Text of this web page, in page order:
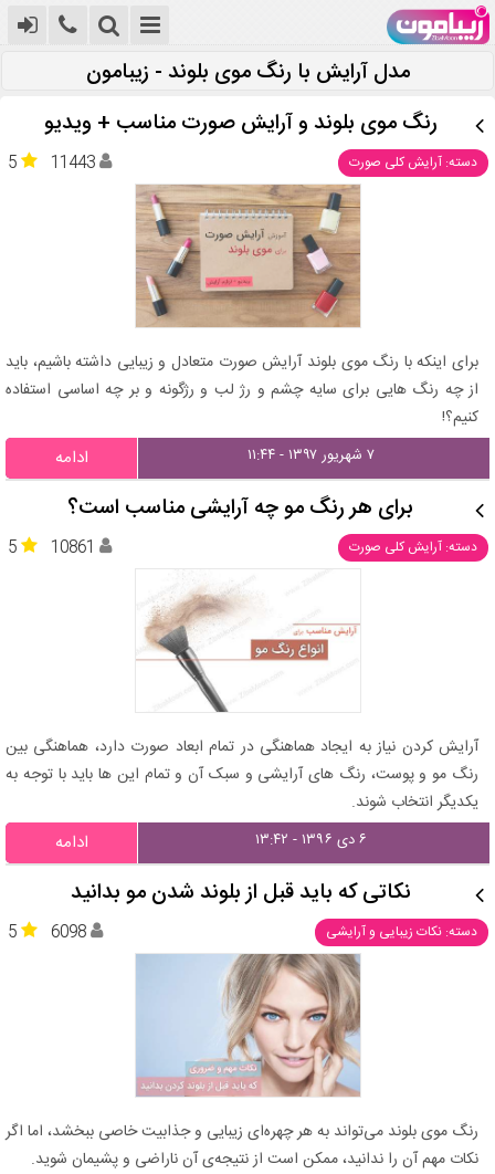
مدل آرایش با رنگ موی بلوند - زیبامون
رنگ موی بلوند و آرایش صورت مناسب + ویدیو
دسته: آرایش کلی صورت 5 11443
برای اینکه با رنگ موی بلوند آرایش صورت متعادل و زیبایی داشته باشیم، باید
از چه رنگ هایی برای سایه چشم و رژ لب و رژگونه و بر چه اساسی استفاده
کنیم؟!
۷ شهریور ۱۳۹۷ - ۱۱:۴۴ ادامه
برای هر رنگ مو چه آرایشی مناسب است؟
دسته: آرایش کلی صورت 5 10861
آرایش کردن نیاز به ایجاد هماهنگی در تمام ابعاد صورت دارد، هماهنگی بین
رنگ مو و پوست، رنگ های آرایشی و سبک آن و تمام این ها باید با توجه به
یکدیگر انتخاب شوند.
۶ دی ۱۳۹۶ - ۱۳:۴۲ ادامه
نکاتی که باید قبل از بلوند شدن مو بدانید
دسته: نکات زیبایی و آرایشی 5 6098
رنگ موی بلوند می‌تواند به هر چهره‌ای زیبایی و جذابیت خاصی ببخشد، اما اگر
نکات مهم آن را ندانید، ممکن است از نتیجه‌ی آن ناراضی و پشیمان شوید.